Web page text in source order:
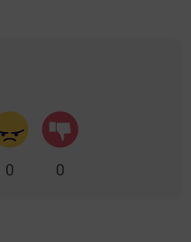
0 0